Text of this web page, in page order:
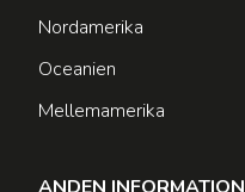
Nordamerika
Oceanien
Mellemamerika